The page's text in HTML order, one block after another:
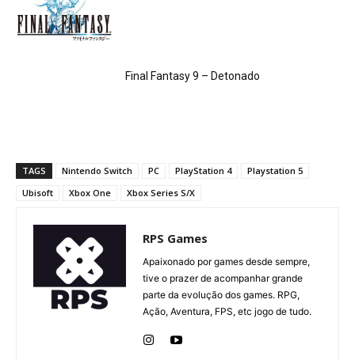
Final Fantasy 9 – Detonado
TAGS Nintendo Switch PC PlayStation 4
Playstation 5
Ubisoft
Xbox One Xbox Series S/X
RPS Games
Apaixonado por games desde sempre,
tive o prazer de acompanhar grande
parte da evolução dos games. RPG,
Ação, Aventura, FPS, etc jogo de tudo.